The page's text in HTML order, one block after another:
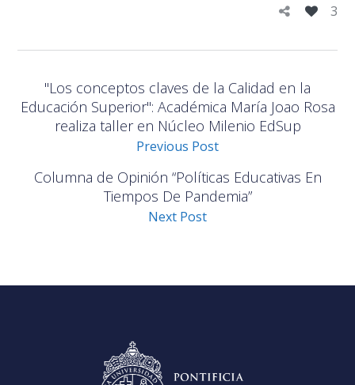
3
"Los conceptos claves de la Calidad en la
Educación Superior": Académica María Joao Rosa
realiza taller en Núcleo Milenio EdSup
Previous Post
Columna de Opinión “Políticas Educativas En
Tiempos De Pandemia”
Next Post